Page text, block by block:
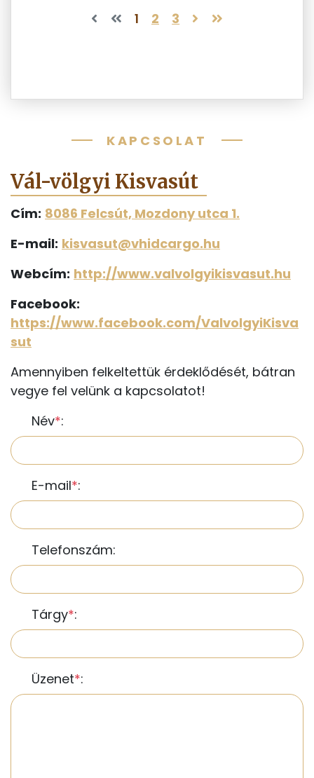
1 2 3
KAPCSOLAT
Vál-völgyi Kisvasút
Cím: 8086 Felcsút, Mozdony utca 1.
E-mail: kisvasut@vhidcargo.hu
Webcím: http://www.valvolgyikisvasut.hu
Facebook:
https://www.facebook.com/ValvolgyiKisva
sut
Amennyiben felkeltettük érdeklődését, bátran
vegye fel velünk a kapcsolatot!
Név*:
E-mail*:
Telefonszám:
Tárgy*:
Üzenet*: